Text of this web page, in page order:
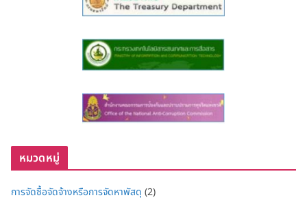
หมวดหมู่
การจัดซื้อจัดจ้างหรือการจัดหาพัสดุ (2)